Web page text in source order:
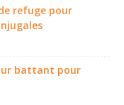
refuge pour
battant pour